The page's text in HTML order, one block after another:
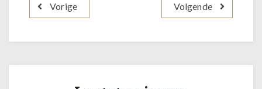
Vorige Volgende